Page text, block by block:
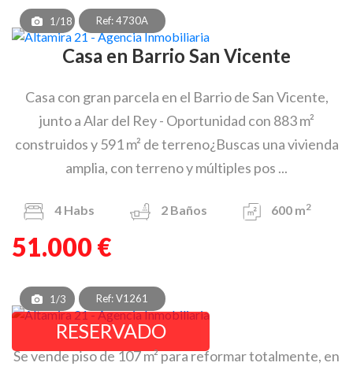
1/18 Ref: 4730A
Casa en Barrio San Vicente
Casa con gran parcela en el Barrio de San Vicente,
junto a Alar del Rey - Oportunidad con 883 m²
construidos y 591 m² de terreno¿Buscas una vivienda
amplia, con terreno y múltiples pos ...
4 Habs 2 Baños 600 m2
51.000 €
1/3 Ref: V1261
RESERVADO
Se vende piso de 107 m² para reformar totalmente, en